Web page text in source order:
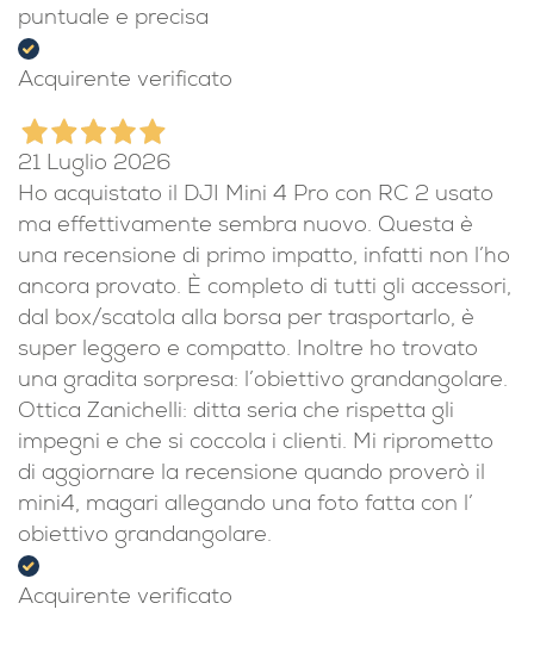
puntuale e precisa
Acquirente verificato
21 Luglio 2026
Ho acquistato il DJI Mini 4 Pro con RC 2 usato
ma effettivamente sembra nuovo. Questa è
una recensione di primo impatto, infatti non l’ho
ancora provato. È completo di tutti gli accessori,
dal box/scatola alla borsa per trasportarlo, è
super leggero e compatto. Inoltre ho trovato
una gradita sorpresa: l’obiettivo grandangolare.
Ottica Zanichelli: ditta seria che rispetta gli
impegni e che si coccola i clienti. Mi riprometto
di aggiornare la recensione quando proverò il
mini4, magari allegando una foto fatta con l’
obiettivo grandangolare.
Acquirente verificato